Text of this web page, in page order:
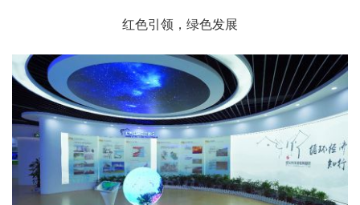
红色引领，绿色发展